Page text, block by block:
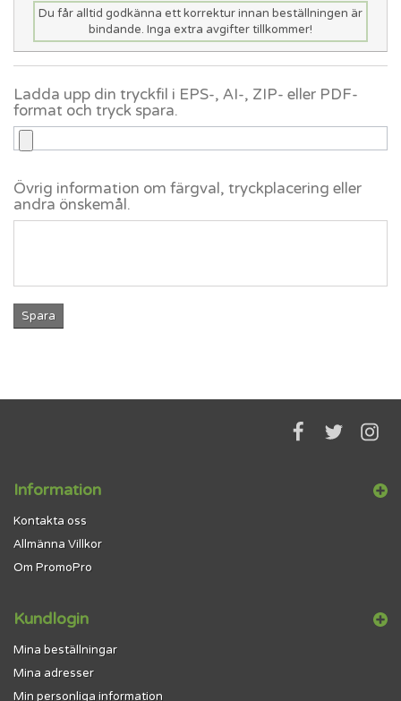
Du får alltid godkänna ett korrektur innan beställningen är
bindande. Inga extra avgifter tillkommer!
Ladda upp din tryckfil i EPS-, AI-, ZIP- eller PDF-
format och tryck spara.
Övrig information om färgval, tryckplacering eller
andra önskemål.
Spara
Information
Kontakta oss
Allmänna Villkor
Om PromoPro
Kundlogin
Mina beställningar
Mina adresser
Min personliga information